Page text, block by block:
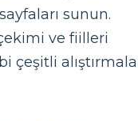
sunun.
ve fiilleri
çeşitli